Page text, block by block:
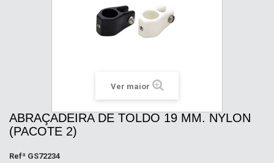
Ver maior
ABRAÇADEIRA DE TOLDO 19 MM. NYLON
(PACOTE 2)
Refª GS72234